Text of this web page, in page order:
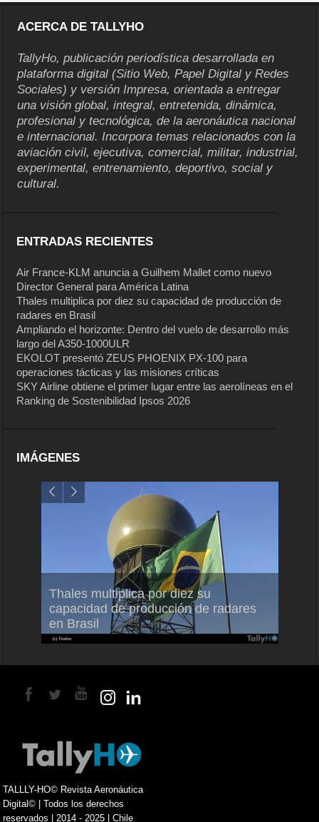
ACERCA DE TALLYHO
TallyHo, publicación periodística desarrollada en
plataforma digital (Sitio Web, Papel Digital y Redes
Sociales) y versión Impresa, orientada a entregar
una visión global, integral, entretenida, dinámica,
profesional y tecnológica, de la aeronáutica nacional
e internacional. Incorpora temas relacionados con la
aviación civil, ejecutiva, comercial, militar, industrial,
experimental, entrenamiento, deportivo, social y
cultural.
ENTRADAS RECIENTES
Air France-KLM anuncia a Guilhem Mallet como nuevo
Director General para América Latina
Thales multiplica por diez su capacidad de producción de
radares en Brasil
Ampliando el horizonte: Dentro del vuelo de desarrollo más
largo del A350-1000ULR
EKOLOT presentó ZEUS PHOENIX PX-100 para
operaciones tácticas y las misiones críticas
SKY Airline obtiene el primer lugar entre las aerolíneas en el
Ranking de Sostenibilidad Ipsos 2026
IMÁGENES
Thales multiplica por diez su
capacidad de producción de radares
en Brasil
TALLLY-HO© Revista Aeronáutica
Digital© | Todos los derechos
reservados | 2014 - 2025 | Chile